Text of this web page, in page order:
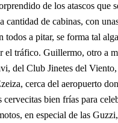
de los atascos que
cantidad de cabinas, con
todos a pitar, se forma tal
el tráfico. Guillermo, otro a
del Club Jinetes del
cerca del aeropuerto
bien frías para
en especial de las